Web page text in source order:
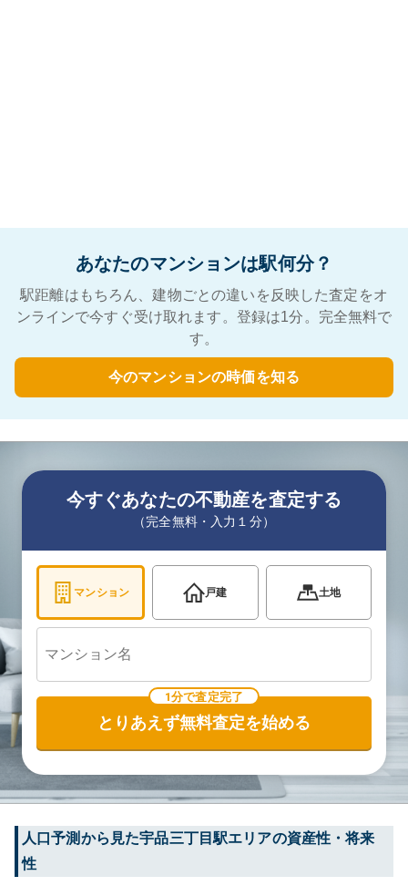
あなたのマンションは駅何分？
駅距離はもちろん、建物ごとの違いを反映した査定をオ
ンラインで今すぐ受け取れます。登録は1分。完全無料で
す。
今のマンションの時価を知る
今すぐあなたの不動産を査定する
（完全無料・入力１分）
マンション 戸建 土地
1分で査定完了
とりあえず無料査定を始める
人口予測から見た宇品三丁目駅エリアの資産性・将来
性